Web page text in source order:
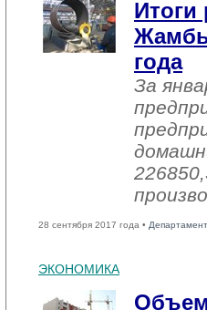
года
За
28 сентября 2017 года •
ЭКОНОМИКА
Объем